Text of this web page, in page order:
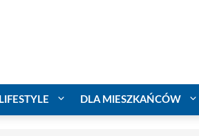
LIFESTYLE DLA MIESZKAŃCÓW